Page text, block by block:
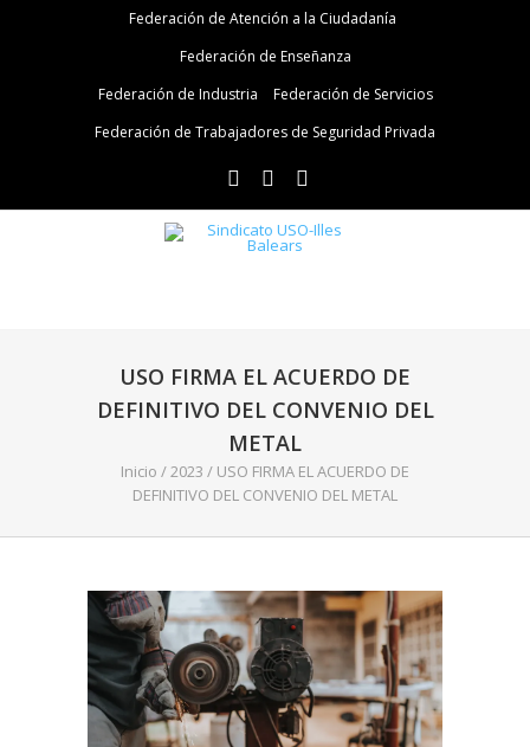
Federación de Atención a la Ciudadanía
Federación de Enseñanza
Federación de Industria
Federación de Servicios
Federación de Trabajadores de Seguridad Privada
USO FIRMA EL ACUERDO DE
DEFINITIVO DEL CONVENIO DEL
METAL
Inicio /2023 / USO FIRMA EL ACUERDO DE
DEFINITIVO DEL CONVENIO DEL METAL